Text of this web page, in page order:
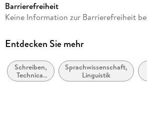
Autor/Autorin
Verlag/Hersteller
Produktart
kartoniert
Barrierefreiheit
Keine Information zur Barrierefreiheit
Entdecken Sie mehr
Schreiben,
Technical
Writing,
Sprachwissenschaft,
Linguistik